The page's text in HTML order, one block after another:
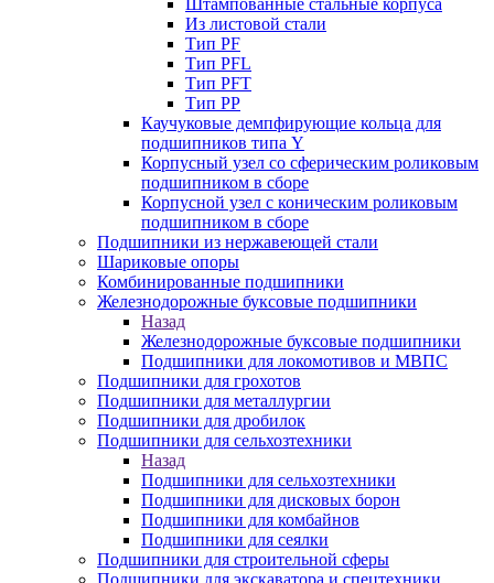
Штампованные стальные корпуса
Из листовой стали
Тип PF
Тип PFL
Тип PFT
Тип PP
Каучуковые демпфирующие кольца для
подшипников типа Y
Корпусный узел со сферическим роликовым
подшипником в сборе
Корпусной узел с коническим роликовым
подшипником в сборе
Подшипники из нержавеющей стали
Шариковые опоры
Комбинированные подшипники
Железнодорожные буксовые подшипники
Назад
Железнодорожные буксовые подшипники
Подшипники для локомотивов и МВПС
Подшипники для грохотов
Подшипники для металлургии
Подшипники для дробилок
Подшипники для сельхозтехники
Назад
Подшипники для сельхозтехники
Подшипники для дисковых борон
Подшипники для комбайнов
Подшипники для сеялки
Подшипники для строительной сферы
Подшипники для экскаватора и спецтехники